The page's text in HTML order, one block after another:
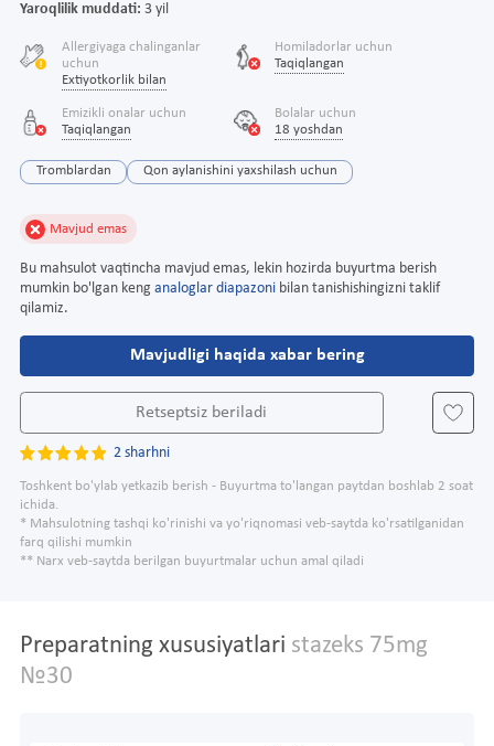
Yaroqlilik muddati: 3 yil
Allergiyaga chalinganlar
uchun
Extiyotkorlik bilan
Homiladorlar uchun
Taqiqlangan
Emizikli onalar uchun
Taqiqlangan
Bolalar uchun
18 yoshdan
Tromblardan Qon aylanishini yaxshilash uchun
Mavjud emas
Bu mahsulot vaqtincha mavjud emas, lekin hozirda buyurtma berish
mumkin bo'lgan keng analoglar diapazoni bilan tanishishingizni taklif
qilamiz.
Mavjudligi haqida xabar bering
Retseptsiz beriladi
2 sharhni
Toshkent bo'ylab yetkazib berish - Buyurtma to'langan paytdan boshlab 2 soat
ichida.
* Mahsulotning tashqi ko'rinishi va yo'riqnomasi veb-saytda ko'rsatilganidan
farq qilishi mumkin
** Narx veb-saytda berilgan buyurtmalar uchun amal qiladi
Preparatning xususiyatlari stazeks 75mg
№30